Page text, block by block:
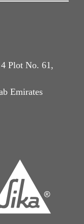
Plot No. 61,
Emirates